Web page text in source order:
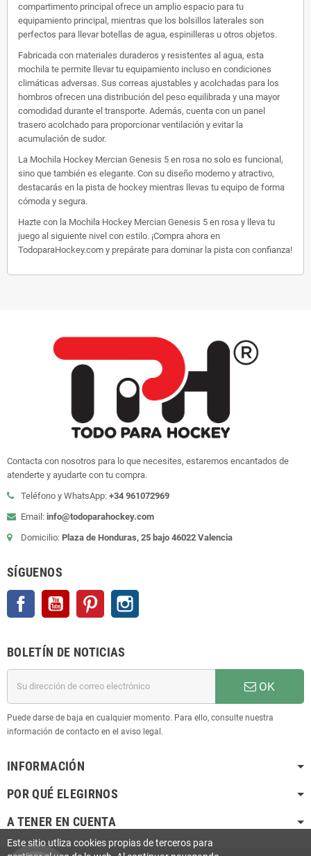
compartimento principal ofrece un amplio espacio para tu
equipamiento principal, mientras que los bolsillos laterales son
perfectos para llevar botellas de agua, espinilleras u otros objetos.
Fabricada con materiales duraderos y resistentes al agua, esta
mochila te permite llevar tu equipamiento incluso en condiciones
climáticas adversas. Sus correas ajustables y acolchadas para los
hombros ofrecen una distribución del peso equilibrada y una mayor
comodidad durante el transporte. Además, cuenta con un panel
trasero acolchado para proporcionar ventilación y evitar la
acumulación de sudor.
La Mochila Hockey Mercian Genesis 5 en rosa no solo es funcional,
sino que también es elegante. Con su diseño moderno y atractivo,
destacarás en la pista de hockey mientras llevas tu equipo de forma
cómoda y segura.
Hazte con la Mochila Hockey Mercian Genesis 5 en rosa y lleva tu
juego al siguiente nivel con estilo. ¡Compra ahora en
TodoparaHockey.com y prepárate para dominar la pista con confianza!
Contacta con nosotros para lo que necesites, estaremos encantados de
atenderte y ayudarte con tu compra.
Teléfono y WhatsApp: +34 961072969
Email: info@todoparahockey.com
Domicilio: Plaza de Honduras, 25 bajo 46022 Valencia
SÍGUENOS
Facebook YouTube Pinterest
BOLETÍN DE NOTICIAS
OK
Puede darse de baja en cualquier momento. Para ello, consulte nuestra
información de contacto en el aviso legal.
INFORMACIÓN
POR QUÉ ELEGIRNOS
A TENER EN CUENTA
Este sitio utliza cookies propias de terceros para